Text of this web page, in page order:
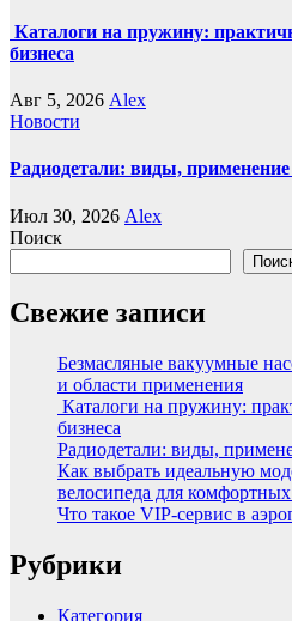
Каталоги на пружину:
бизнеса
Авг 5, 2026 Alex
Новости
Радиодетали: виды,
Июл 30, 2026 Alex
Поиск
Свежие записи
Безмасляные вакуумные
и области применения
Каталоги на пружину:
бизнеса
Радиодетали: виды,
Как выбрать идеальную
велосипеда для
Что такое VIP-сервис в
Рубрики
Категория